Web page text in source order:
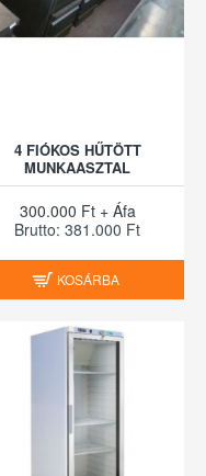
4 FIÓKOS HŰTÖTT
MUNKAASZTAL
300.000 Ft + Áfa
Brutto: 381.000 Ft
KOSÁRBA